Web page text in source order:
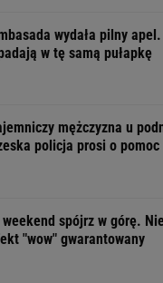
wydała pilny
w tę samą pułapkę
mężczyzna u
policja prosi o pomoc
weekend spójrz w górę.
"wow" gwarantowany